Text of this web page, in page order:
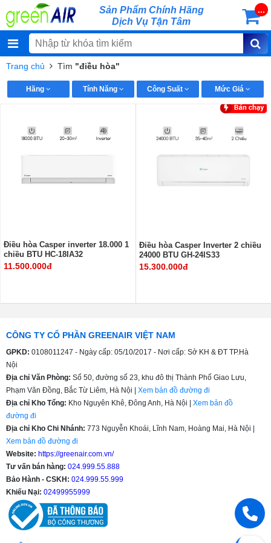
Sản Phẩm Chính Hãng
Dịch Vụ Tận Tâm
...
Trang chủ Tìm "điều hòa"
Hãng Tính Năng Công Suất Mức Giá
Điều hòa Casper inverter 18.000 1
chiều BTU HC-18IA32
11.500.000đ
Điều hòa Casper Inverter 2 chiều
24000 BTU GH-24IS33
15.300.000đ
CÔNG TY CỔ PHẦN GREENAIR VIỆT NAM
GPKD: 0108011247 - Ngày cấp: 05/10/2017 - Nơi cấp: Sở KH & ĐT TP.Hà
Nội
Địa chỉ Văn Phòng: Số 50, đường số 23, khu đô thị Thành Phố Giao Lưu,
Phạm Văn Đồng, Bắc Từ Liêm, Hà Nội | Xem bản đồ đường đi
Địa chỉ Kho Tổng: Kho Nguyên Khê, Đông Anh, Hà Nội | Xem bản đồ
đường đi
Địa chỉ Kho Chi Nhánh: 773 Nguyễn Khoái, Lĩnh Nam, Hoàng Mai, Hà Nội |
Xem bản đồ đường đi
Website: https://greenair.com.vn/
Tư vấn bán hàng: 024.999.55.888
Bảo Hành - CSKH: 024.999.55.999
Khiếu Nại: 02499955999